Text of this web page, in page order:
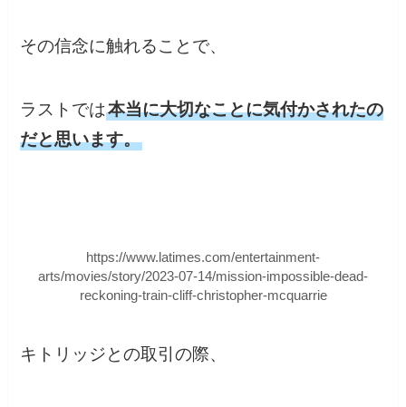
その信念に触れることで、
ラストでは本当に大切なことに気付かされたの
だと思います。
https://www.latimes.com/entertainment-
arts/movies/story/2023-07-14/mission-impossible-dead-
reckoning-train-cliff-christopher-mcquarrie
キトリッジとの取引の際、